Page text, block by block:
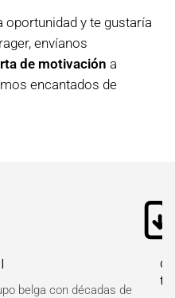
y te gustaría
envíanos
de motivación a
encantados de
belga con décadas de